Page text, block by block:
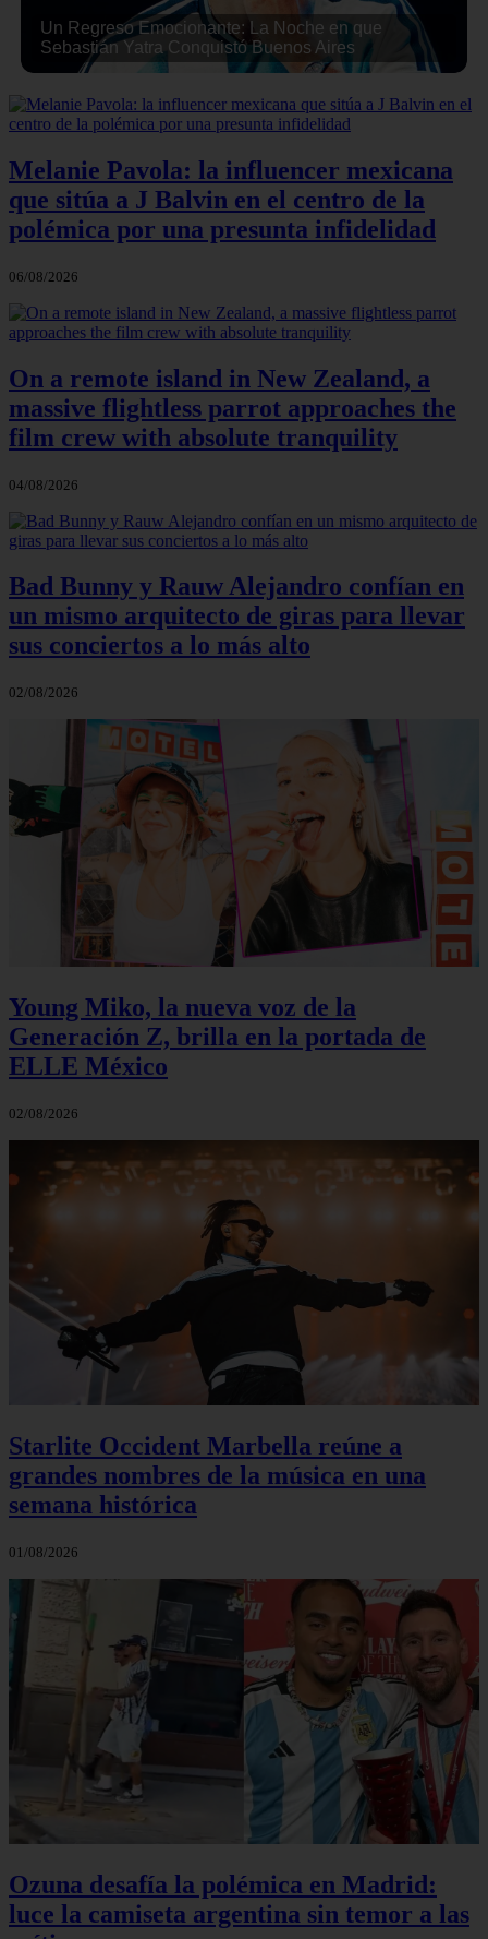
Un Regreso Emocionante: La Noche en que
Sebastián Yatra Conquistó Buenos Aires
Melanie Pavola: la influencer mexicana
que sitúa a J Balvin en el centro de la
polémica por una presunta infidelidad
06/08/2026
On a remote island in New Zealand, a
massive flightless parrot approaches the
film crew with absolute tranquility
04/08/2026
Bad Bunny y Rauw Alejandro confían en
un mismo arquitecto de giras para llevar
sus conciertos a lo más alto
02/08/2026
Young Miko, la nueva voz de la
Generación Z, brilla en la portada de
ELLE México
02/08/2026
Starlite Occident Marbella reúne a
grandes nombres de la música en una
semana histórica
01/08/2026
Ozuna desafía la polémica en Madrid:
luce la camiseta argentina sin temor a las